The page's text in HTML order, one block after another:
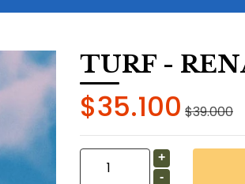
TURF -
$35.100 $39.000
+
-